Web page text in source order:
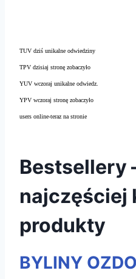
TUV dziś unikalne odwiedziny
TPV dzisiaj stronę zobaczyło
YUV wczoraj unikalne odwiedz.
YPV wczoraj stronę zobaczyło
users online-teraz na stronie
Bestsellery
najczęściej
produkty
BYLINY